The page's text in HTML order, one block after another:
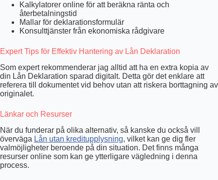
Kalkylatorer online för att beräkna ränta och
återbetalningstid
Mallar för deklarationsformulär
Konsulttjänster från ekonomiska rådgivare
Expert Tips för Effektiv Hantering av Lån Deklaration
Som expert rekommenderar jag alltid att ha en extra kopia av
din Lån Deklaration sparad digitalt. Detta gör det enklare att
referera till dokumentet vid behov utan att riskera borttagning av
originalet.
Länkar och Resurser
När du funderar på olika alternativ, så kanske du också vill
överväga Lån utan kreditupplysning, vilket kan ge dig fler
valmöjligheter beroende på din situation. Det finns många
resurser online som kan ge ytterligare vägledning i denna
process.